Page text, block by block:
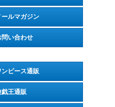
ールマガジン
問い合わせ
ンピース通販
戯王通販